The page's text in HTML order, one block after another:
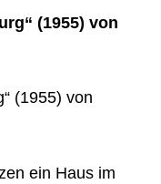
(1955) von
(1955) von
ein Haus im